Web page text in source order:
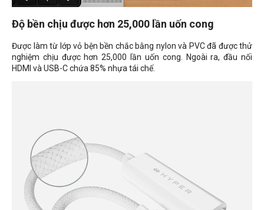
Độ bền chịu được hơn 25,000 lần uốn cong
Được làm từ lớp vỏ bện bền chắc bằng nylon và PVC đã được thử
nghiệm chịu được hơn 25,000 lần uốn cong. Ngoài ra, đầu nối
HDMI và USB-C chứa 85% nhựa tái chế.